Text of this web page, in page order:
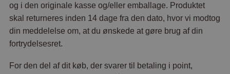
og i den originale kasse og/eller emballage. Produktet
skal returneres inden 14 dage fra den dato, hvor vi modtog
din meddelelse om, at du ønskede at gøre brug af din
fortrydelsesret.
For den del af dit køb, der svarer til betaling i point,